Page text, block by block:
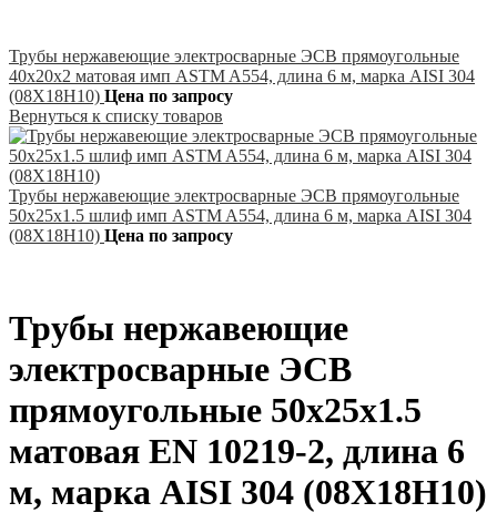
Трубы нержавеющие электросварные ЭСВ прямоугольные
40х20х2 матовая имп ASTM A554, длина 6 м, марка AISI 304
(08Х18Н10) Цена по запросу
Вернуться к списку товаров
Трубы нержавеющие электросварные ЭСВ прямоугольные
50х25х1.5 шлиф имп ASTM A554, длина 6 м, марка AISI 304
(08Х18Н10) Цена по запросу
Трубы нержавеющие
электросварные ЭСВ
прямоугольные 50х25х1.5
матовая EN 10219-2, длина 6
м, марка AISI 304 (08Х18Н10)